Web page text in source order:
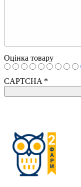
Оцінка товару
CAPTCHA *